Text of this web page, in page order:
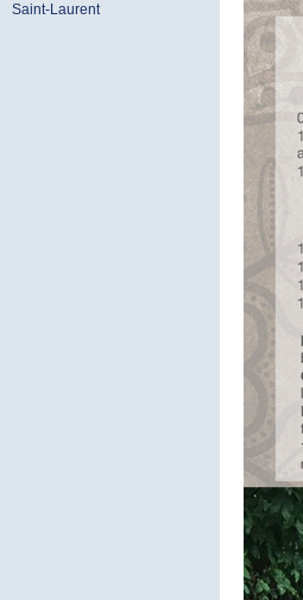
Saint-Laurent